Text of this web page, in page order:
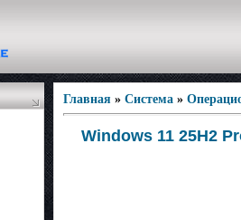
Главная » Система »
Windows 11 25H2